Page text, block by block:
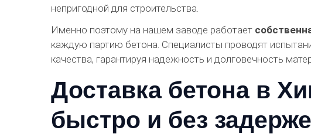
непригодной для строительства.
Именно поэтому на нашем заводе работает
каждую партию бетона. Специалисты проводят
качества, гарантируя надежность и долговечность
Доставка бетона в
быстро и без